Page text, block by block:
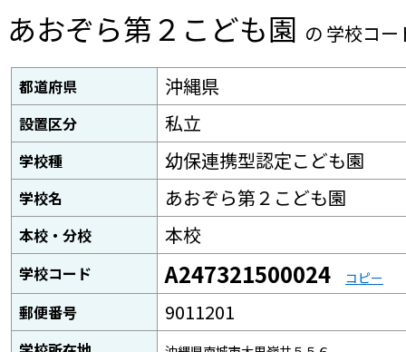
あおぞら第２こども園 の 学校コー
都道府県 沖縄県
設置区分 私立
学校種 幼保連携型認定こども園
学校名 あおぞら第２こども園
本校・分校 本校
学校コード A247321500024 コピー
郵便番号 9011201